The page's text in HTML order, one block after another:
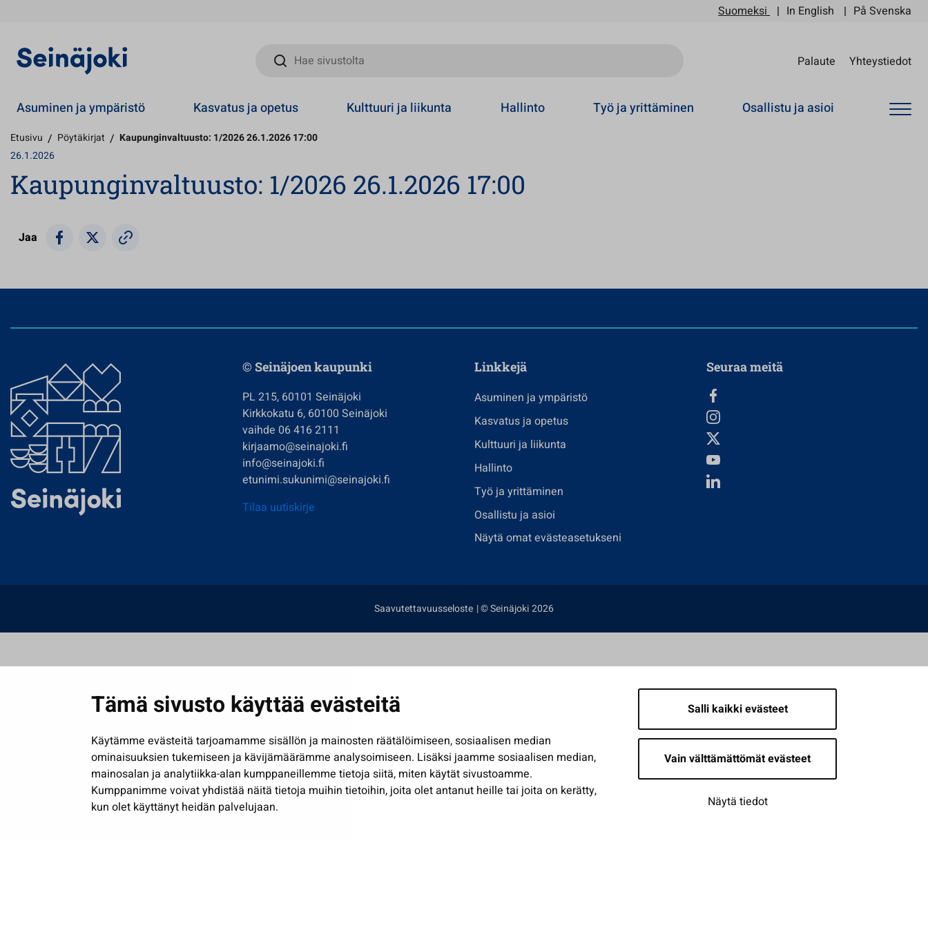
Tämä sivusto käyttää evästeitä
Käytämme evästeitä tarjoamamme sisällön ja mainosten räätälöimiseen, sosiaalisen median
ominaisuuksien tukemiseen ja kävijämäärämme analysoimiseen. Lisäksi jaamme sosiaalisen median,
mainosalan ja analytiikka-alan kumppaneillemme tietoja siitä, miten käytät sivustoamme.
Kumppanimme voivat yhdistää näitä tietoja muihin tietoihin, joita olet antanut heille tai joita on kerätty,
kun olet käyttänyt heidän palvelujaan.
Salli kaikki evästeet
Vain välttämättömät evästeet
Näytä tiedot
Suomeksi In English På Svenska
Hae sivustolta
Palaute Yhteystiedot
Asuminen ja ympäristö Kasvatus ja opetus Kulttuuri ja liikunta Hallinto Työ ja yrittäminen Osallistu ja asioi
Etusivu / Pöytäkirjat / Kaupunginvaltuusto: 1/2026 26.1.2026 17:00
26.1.2026
Kaupunginvaltuusto: 1/2026 26.1.2026 17:00
Jaa
© Seinäjoen kaupunki
PL 215, 60101 Seinäjoki
Kirkkokatu 6, 60100 Seinäjoki
vaihde 06 416 2111
kirjaamo@seinajoki.fi
info@seinajoki.fi
etunimi.sukunimi@seinajoki.fi
Tilaa uutiskirje
Linkkejä
Asuminen ja ympäristö
Kasvatus ja opetus
Kulttuuri ja liikunta
Hallinto
Työ ja yrittäminen
Osallistu ja asioi
Näytä omat evästeasetukseni
Seuraa meitä
Saavutettavuusseloste | © Seinäjoki 2026